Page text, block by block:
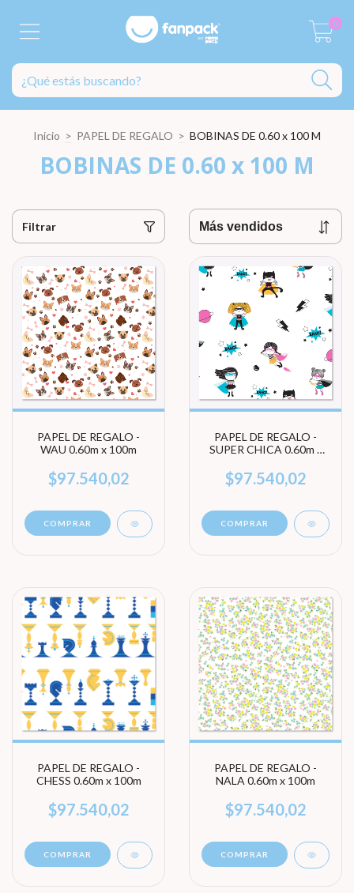
0
Inicio > PAPEL DE REGALO > BOBINAS DE 0.60 x 100 M
BOBINAS DE 0.60 x 100 M
Filtrar
PAPEL DE REGALO -
WAU 0.60m x 100m
$97.540,02
COMPRAR
PAPEL DE REGALO -
SUPER CHICA 0.60m x
$97.540,02
COMPRAR
PAPEL DE REGALO -
CHESS 0.60m x 100m
$97.540,02
COMPRAR
PAPEL DE REGALO -
NALA 0.60m x 100m
$97.540,02
COMPRAR